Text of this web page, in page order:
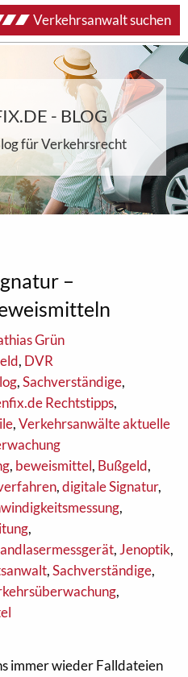
- BLOG
für Verkehrsrecht
–
Grün
, DVR
,Sachverständige,
Rechtstipps,
,Verkehrsanwälte aktuelle
, beweismittel, Bußgeld,
,digitale Signatur,
,
,
, Jenoptik,
,Sachverständige,
,
immer wieder Falldateien
Verkehrsanwalt suchen